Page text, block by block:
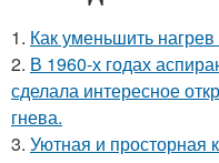
1. Как уменьшить
2. В 1960-х годах
сделала интересное
гнева.
3. Уютная и просторная